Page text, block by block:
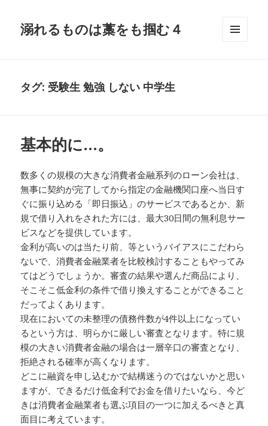
溺れるものは藁をも掴む４
タグ: 受験生 勉強 しない 中学生
基本的に…。
数多くの規模の大きな消費者金融系列のローン会社は、
無事に契約が完了してから指定の金融機関口座へ当日す
ぐに振り込める「即日振込」のサービスであるとか、新
規で借り入れをされた方には、最大30日間の無利息サー
ビスなどを提供しています。
金利が高いのは当たり前、等というバイアスにこだわら
ないで、消費者金融業者を比較検討することもやってみ
てはどうでしょうか。審査の結果や選んだ商品により、
そこそこ低金利の条件で借り換えすることができること
だってよくあります。
現在においての未整理の債務件数が4件以上になってい
るという方は、明らかに厳しい審査となります。特に規
模の大きい消費者金融の場合は一層辛口の審査となり、
拒絶される確率が高くなります。
どこに融資を申し込むかで結構迷うのではないかと思い
ますが、できるだけ低金利でお金を借りたいなら、今ど
きは消費者金融業者も選ぶ項目の一つに加えるべきと真
面目に考えています。